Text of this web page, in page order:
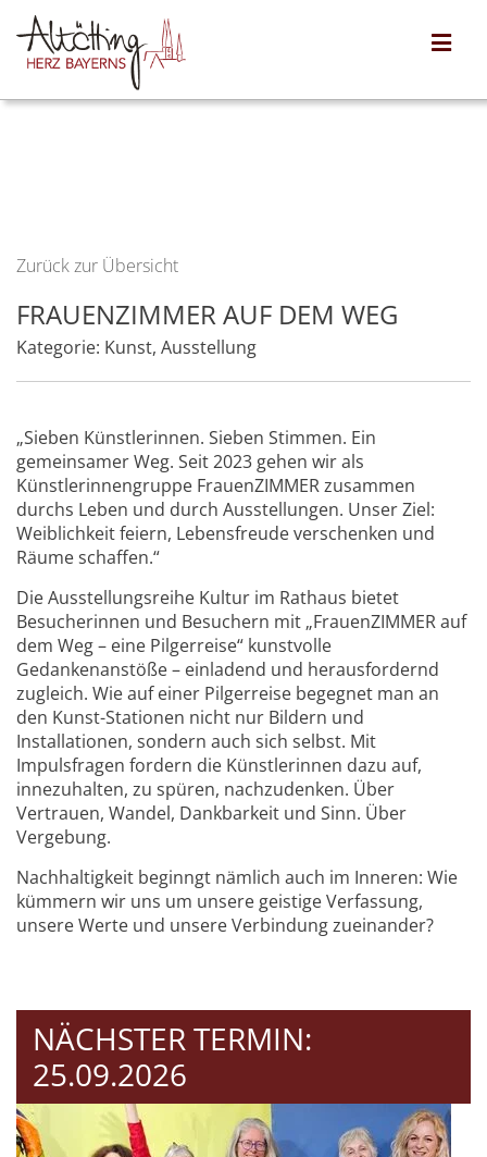
Zurück zur Übersicht
FRAUENZIMMER AUF DEM WEG
Kategorie: Kunst, Ausstellung
„Sieben Künstlerinnen. Sieben Stimmen. Ein
gemeinsamer Weg. Seit 2023 gehen wir als
Künstlerinnengruppe FrauenZIMMER zusammen
durchs Leben und durch Ausstellungen. Unser Ziel:
Weiblichkeit feiern, Lebensfreude verschenken und
Räume schaffen.“
Die Ausstellungsreihe Kultur im Rathaus bietet
Besucherinnen und Besuchern mit „FrauenZIMMER auf
dem Weg – eine Pilgerreise“ kunstvolle
Gedankenanstöße – einladend und herausfordernd
zugleich. Wie auf einer Pilgerreise begegnet man an
den Kunst-Stationen nicht nur Bildern und
Installationen, sondern auch sich selbst. Mit
Impulsfragen fordern die Künstlerinnen dazu auf,
innezuhalten, zu spüren, nachzudenken. Über
Vertrauen, Wandel, Dankbarkeit und Sinn. Über
Vergebung.
Nachhaltigkeit beginngt nämlich auch im Inneren: Wie
kümmern wir uns um unsere geistige Verfassung,
unsere Werte und unsere Verbindung zueinander?
NÄCHSTER TERMIN:
25.09.2026